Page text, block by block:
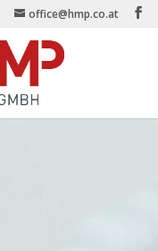
office@hmp.co.at